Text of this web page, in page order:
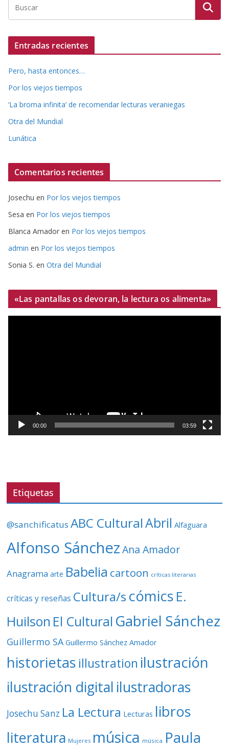
Entradas recientes
Pero, hasta entonces…
Por los viejos tiempos
‘La broma infinita’ de recomendar lecturas veraniegas
Otra del Mundial
Lunática
Comentarios recientes
Josechu en Por los viejos tiempos
Sesa en Por los viejos tiempos
Blanca Amador en Por los viejos tiempos
admin en Por los viejos tiempos
Sonia S. en Otra del Mundial
«Las pantallas os devoran, la lectura os alimenta»
o
e
00:00 03:59
Etiquetas
@sanchificatus ABC CulturalAbril Alfaguara
Alfonso Sánchez Ana Amador
Anagrama arte Babelia cartoon críticas literarias
críticas y reseñas Cultura/s cómics E.
Huilson El Cultural Gabriel Sánchez
Guillermo SA Guillermo Sánchez Amador
historietas illustration ilustración
ilustración digital ilustradoras
Josechu Sanz La Lectura Lecturas libros
literatura Mujeres música música Paula